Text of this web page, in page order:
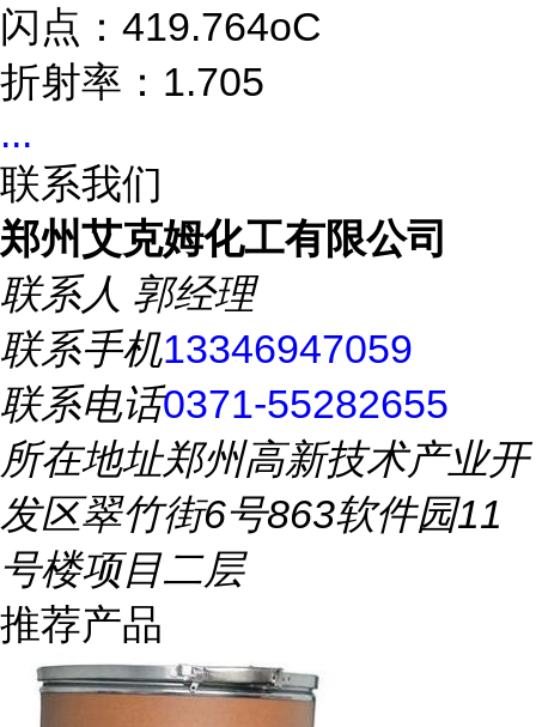
闪点：419.764oC
折射率：1.705
...
联系我们
郑州艾克姆化工有限公司
联系人 郭经理
联系手机13346947059
联系电话0371-55282655
所在地址郑州高新技术产业开
发区翠竹街6号863软件园11
号楼项目二层
推荐产品